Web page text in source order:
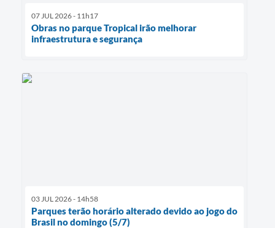
07 JUL 2026 - 11h17
Obras no parque Tropical irão melhorar
infraestrutura e segurança
03 JUL 2026 - 14h58
Parques terão horário alterado devido ao jogo do
Brasil no domingo (5/7)